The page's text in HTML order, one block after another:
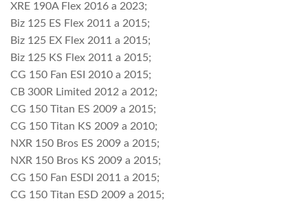
XRE 190A Flex 2016 a 2023;
Biz 125 ES Flex 2011 a 2015;
Biz 125 EX Flex 2011 a 2015;
Biz 125 KS Flex 2011 a 2015;
CG 150 Fan ESI 2010 a 2015;
CB 300R Limited 2012 a 2012;
CG 150 Titan ES 2009 a 2015;
CG 150 Titan KS 2009 a 2010;
NXR 150 Bros ES 2009 a 2015;
NXR 150 Bros KS 2009 a 2015;
CG 150 Fan ESDI 2011 a 2015;
CG 150 Titan ESD 2009 a 2015;